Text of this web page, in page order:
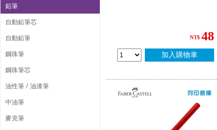
鉛筆
自動鉛筆芯
自動鉛筆
鋼珠筆
鋼珠筆芯
油性筆 / 油漆筆
中油筆
麥克筆
NT$ 48
加入購物車